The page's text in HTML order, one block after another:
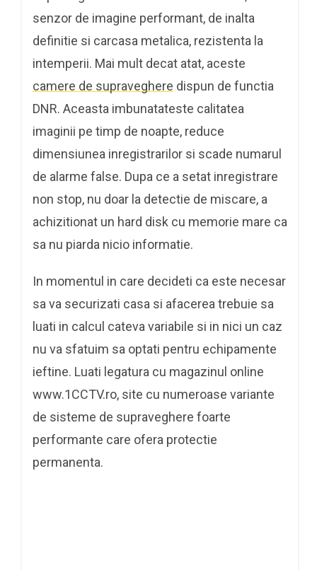
senzor de imagine performant, de inalta
definitie si carcasa metalica, rezistenta la
intemperii. Mai mult decat atat, aceste
camere de supraveghere dispun de functia
DNR. Aceasta imbunatateste calitatea
imaginii pe timp de noapte, reduce
dimensiunea inregistrarilor si scade numarul
de alarme false. Dupa ce a setat inregistrare
non stop, nu doar la detectie de miscare, a
achizitionat un hard disk cu memorie mare ca
sa nu piarda nicio informatie.
In momentul in care decideti ca este necesar
sa va securizati casa si afacerea trebuie sa
luati in calcul cateva variabile si in nici un caz
nu va sfatuim sa optati pentru echipamente
ieftine. Luati legatura cu magazinul online
www.1CCTV.ro, site cu numeroase variante
de sisteme de supraveghere foarte
performante care ofera protectie
permanenta.